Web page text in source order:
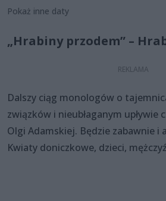
Pokaż inne daty
„Hrabiny przodem” –
Dalszy ciąg monologów o
związków i nieubłaganym upływie
Olgi Adamskiej. Będzie zabawnie i
Kwiaty doniczkowe, dzieci,